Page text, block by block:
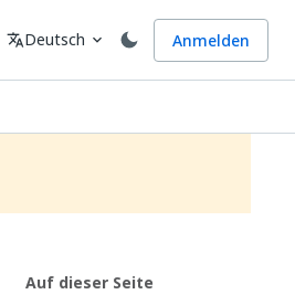
Sprache
translateDeutsch expand_more Anmelden
Auf dieser Seite